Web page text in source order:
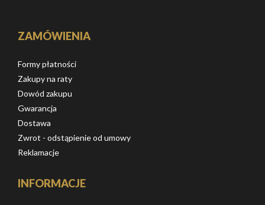
ZAMÓWIENIA
Formy płatności
Zakupy na raty
Dowód zakupu
Gwarancja
Dostawa
Zwrot - odstąpienie od umowy
Reklamacje
INFORMACJE